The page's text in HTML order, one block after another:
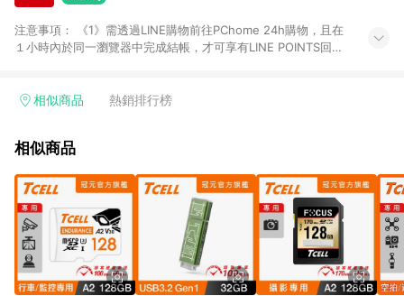
注意事項： 《1》需透過LINE購物前往PChome 24h購物，且在
１小時內於同一瀏覽器中完成結帳，才可享有LINE POINTS回饋
在點數回饋範圍內。 《3》如取消訂單、退貨、購物中登出
品、票券、訂閱方案、PChome儲值商品、企業專區/企業採購、
值點數、點數/禮物卡 [2025/2/16起適用] - 票券全品項
[2026/6/2起適用] 《5》回饋點數的計算將會排除【訂單活動折
扣 (含折價券折扣)】、【P幣扣抵】、【現金積點扣抵】及【訂單
運費】等金額。 《6》符合LINE POINTS回饋資格之訂單將於商
家訂單頁面標示「LINE回饋」，若無此標示則 不符合回饋LINE
POINTS點數資格亦不得使用點數紅包 。 《7》LINE購物設有
「單一商品最高回饋點數」機制 (特殊活動時開放「回饋無上
相似商品 熱銷排行榜
相似商品